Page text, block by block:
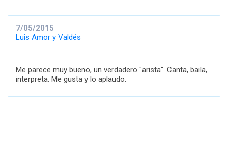
7/05/2015
Luis Amor y Valdés
Me parece muy bueno, un verdadero "arista". Canta, baila,
interpreta. Me gusta y lo aplaudo.